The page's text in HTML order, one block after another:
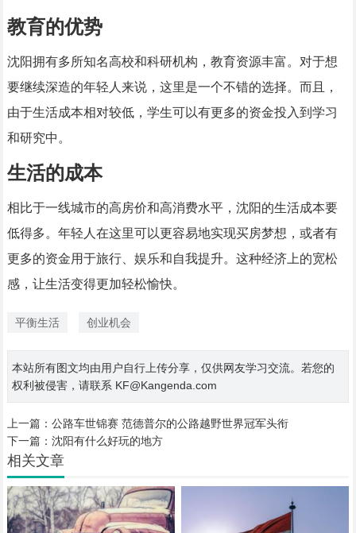
教育的优势
沈阳拥有多所知名高校和科研机构，教育资源丰富。对于想
要继续深造的年轻人来说，这里是一个不错的选择。而且，
由于生活成本相对较低，学生可以有更多的资金投入到学习
和研究中。
生活的成本
相比于一线城市的高房价和高消费水平，沈阳的生活成本要
低得多。年轻人在这里可以更容易地实现买房梦想，或者有
更多的资金用于旅行、娱乐和自我提升。这种经济上的宽松
感，让生活变得更加轻松愉快。
平衡生活 创业机会
本站所有图文均由用户自行上传分享，仅供网友学习交流。若您的
权利被侵害，请联系 KF@Kangenda.com
上一篇： 公路车世锦赛 范德普尔的公路越野世界冠军头衔
下一篇： 沈阳有什么好玩的地方
相关文章